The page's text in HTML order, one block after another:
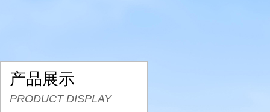
产品展示
PRODUCT DISPLAY